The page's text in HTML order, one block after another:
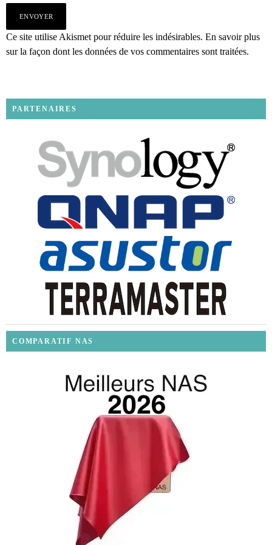
Ce site utilise Akismet pour réduire les indésirables. En savoir plus
sur la façon dont les données de vos commentaires sont traitées.
PARTENAIRES
COMPARATIF NAS